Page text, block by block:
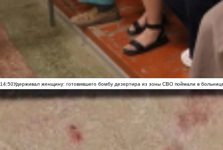
14:50Удерживал женщину: готовившего бомбу дезертира из зоны СВО поймали в